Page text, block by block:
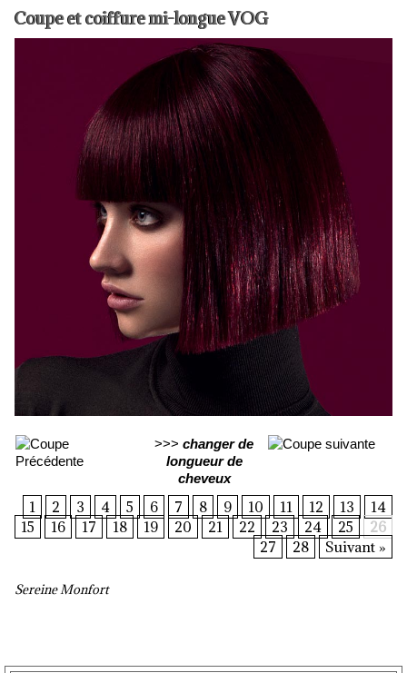
Coupe et coiffure mi-longue VOG
>>> changer de
longueur de
cheveux
1 2 3 4 5 6 7 8 9 10 11 12 13
14
15
16 17 18 19 20 21 22 23 24 25
26
27
28 Suivant »
Sereine Monfort